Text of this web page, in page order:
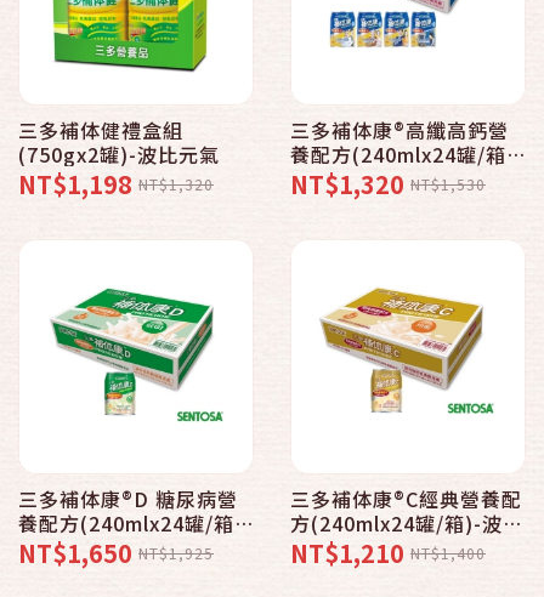
三多補体健禮盒組
(750gx2罐)-波比元氣
NT$1,198 NT$1,320
三多補体康®高纖高鈣營
養配方(240mlx24罐/箱)-
波比元氣
NT$1,320 NT$1,530
三多補体康®D 糖尿病營
養配方(240mlx24罐/箱)-
波比元氣
NT$1,650 NT$1,925
三多補体康®C經典營養配
方(240mlx24罐/箱)-波比
元氣
NT$1,210 NT$1,400